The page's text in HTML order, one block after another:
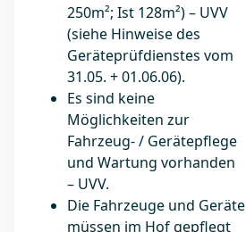
250m²; Ist 128m²) – UVV
(siehe Hinweise des
Geräteprüfdienstes vom
31.05. + 01.06.06).
Es sind keine
Möglichkeiten zur
Fahrzeug- / Gerätepflege
und Wartung vorhanden
– UVV.
Die Fahrzeuge und Geräte
müssen im Hof gepflegt